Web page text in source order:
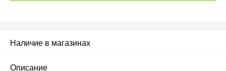
Наличие в магазинах
Описание